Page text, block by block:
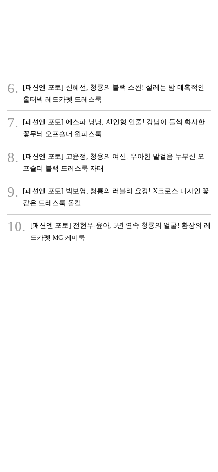
6.
[패션엔 포토] 신혜선, 청룡의 블랙 스완! 설레는 밤 매혹적인
홀터넥 레드카펫 드레스룩
7.
[패션엔 포토] 에스파 닝닝, AI인형 인줄! 강남이 들썩 화사한
꽃무늬 오프숄더 원피스룩
8.
[패션엔 포토] 고윤정, 청용의 여신! 우아한 발걸음 누부신 오
프숄더 블랙 드레스룩 자태
9.
[패션엔 포토] 박보영, 청룡의 러블리 요정! X크로스 디자인 꽃
같은 드레스룩 올킬
10.
[패션엔 포토] 전현무-윤아, 5년 연속 청룡의 얼굴! 환상의 레
드카펫 MC 케미룩